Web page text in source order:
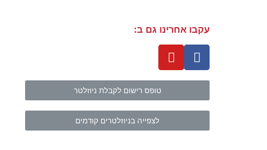
עקבו אחרינו גם ב:
טופס רישום לקבלת ניוזלטר
לצפייה בניוזלטרים קודמים